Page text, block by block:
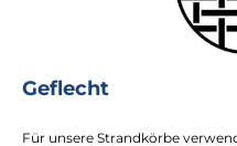
Geflecht
Für unsere Strandkörbe